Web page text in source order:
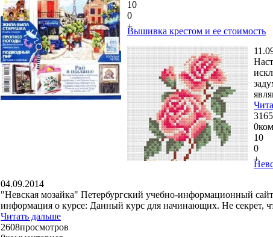
10
0
+
Вышивка крестом и ее стоимость
3165
0
10
0
+
04.09.2014
"Невская мозайка" Петербургский учебно-информационный
информация о курсе: Данный курс для начинающих. Не секрет,
Читать дальше
2608просмотров